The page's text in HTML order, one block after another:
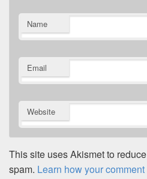
Name
Email
Website
This site uses Akismet to reduce
spam. Learn how your comment